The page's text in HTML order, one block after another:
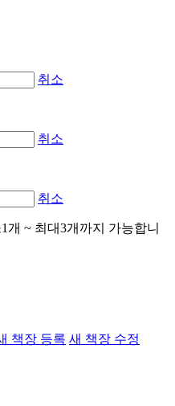
취소
취소
취소
개 ~ 최대3개까지 가능합니
책장 등록 새 책장 수정